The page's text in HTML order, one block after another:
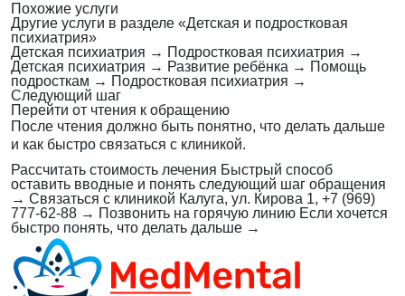
Похожие услуги
Другие услуги в разделе «Детская и подростковая
психиатрия»
Детская психиатрия → Подростковая психиатрия →
Детская психиатрия → Развитие ребёнка → Помощь
подросткам → Подростковая психиатрия →
Следующий шаг
Перейти от чтения к обращению
После чтения должно быть понятно, что делать дальше
и как быстро связаться с клиникой.
Рассчитать стоимость лечения Быстрый способ
оставить вводные и понять следующий шаг обращения
→ Связаться с клиникой Калуга, ул. Кирова 1, +7 (969)
777-62-88 → Позвонить на горячую линию Если хочется
быстро понять, что делать дальше →